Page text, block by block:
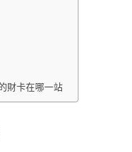
財卡在哪一站